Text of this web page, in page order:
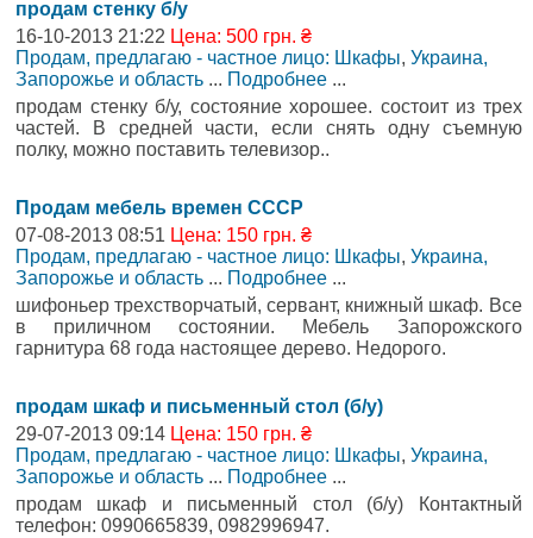
продам стенку б/у
16-10-2013 21:22 Цена: 500 грн. ₴
Продам, предлагаю - частное лицо: Шкафы, Украина,
Запорожье и область ... Подробнее ...
продам стенку б/у, состояние хорошее. состоит из трех
частей. В средней части, если снять одну съемную
полку, можно поставить телевизор..
Продам мебель времен СССР
07-08-2013 08:51 Цена: 150 грн. ₴
Продам, предлагаю - частное лицо: Шкафы, Украина,
Запорожье и область ... Подробнее ...
шифоньер трехстворчатый, сервант, книжный шкаф. Все
в приличном состоянии. Мебель Запорожского
гарнитура 68 года настоящее дерево. Недорого.
продам шкаф и письменный стол (б/у)
29-07-2013 09:14 Цена: 150 грн. ₴
Продам, предлагаю - частное лицо: Шкафы, Украина,
Запорожье и область ... Подробнее ...
продам шкаф и письменный стол (б/у) Контактный
телефон: 0990665839, 0982996947.